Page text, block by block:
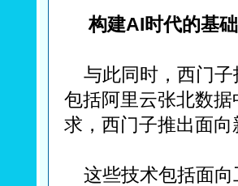
构建AI时代的基
与此同时，西门子
包括阿里云张北数
求，西门子推出面
这些技术包括面向